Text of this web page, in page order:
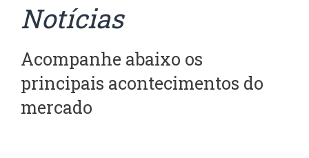
Notícias
Acompanhe abaixo os
principais acontecimentos do
mercado